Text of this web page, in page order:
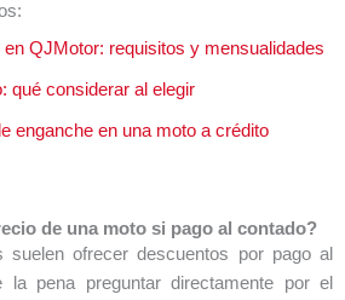
en QJMotor: requisitos y mensualidades
qué considerar al elegir
enganche en una moto a crédito
de una moto si pago al contado?
suelen ofrecer descuentos por pago al
la pena preguntar directamente por el